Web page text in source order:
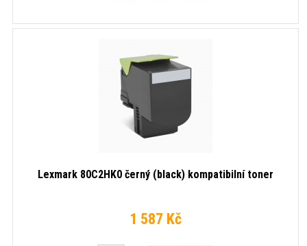
Lexmark 80C2HK0 černý (black) kompatibilní toner
1 587 Kč